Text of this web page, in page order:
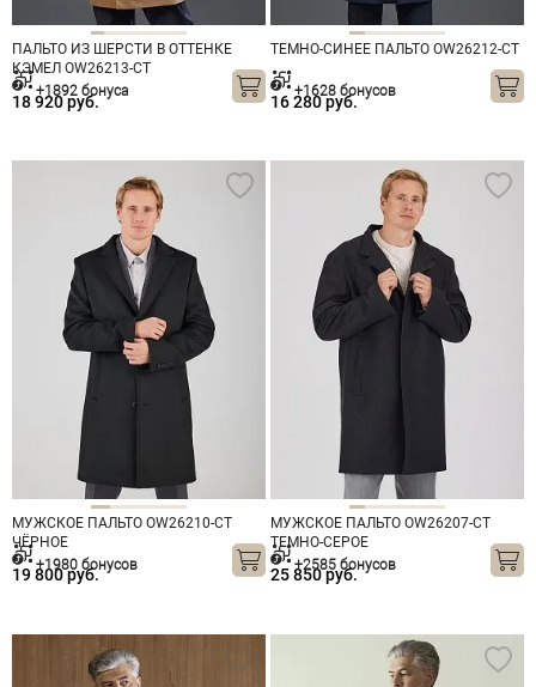
ПАЛЬТО ИЗ ШЕРСТИ В ОТТЕНКЕ
КЭМЕЛ OW26213-CT
18 920 руб.
+1892 бонуса
ТЕМНО-СИНЕЕ ПАЛЬТО OW26212-CT
16 280 руб.
+1628 бонусов
МУЖСКОЕ ПАЛЬТО OW26210-CT
ЧЁРНОЕ
19 800 руб.
+1980 бонусов
МУЖСКОЕ ПАЛЬТО OW26207-CT
ТЕМНО-СЕРОЕ
25 850 руб.
+2585 бонусов